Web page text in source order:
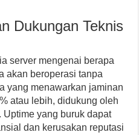
Dukungan Teknis
server mengenai berapa
akan beroperasi tanpa
yang menawarkan jaminan
atau lebih, didukung oleh
Uptime yang buruk dapat
dan kerusakan reputasi